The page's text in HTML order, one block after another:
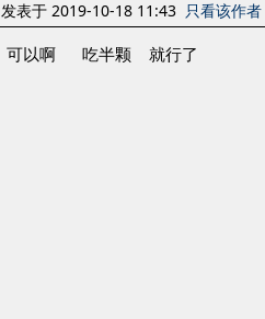
发表于 2019-10-18 11:43 只看该作者
可以啊 吃半颗 就行了